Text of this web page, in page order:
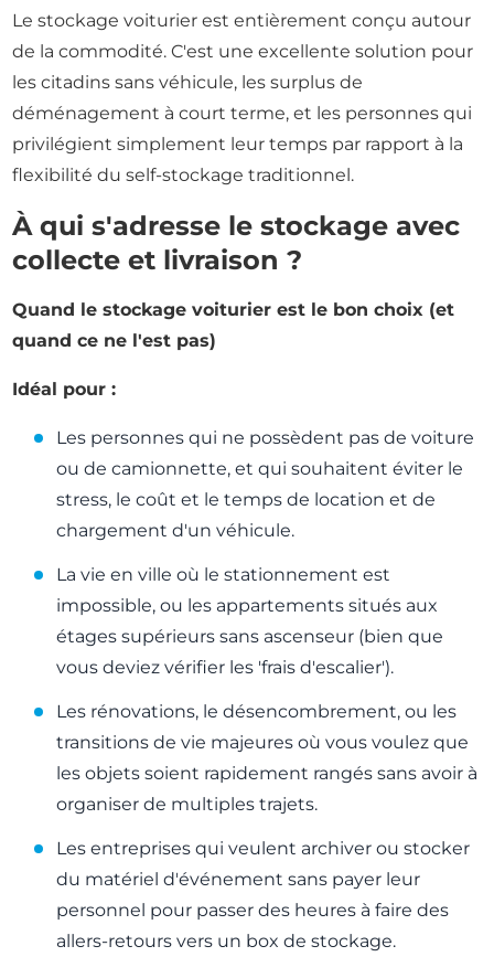
Le stockage voiturier est entièrement conçu autour
de la commodité. C'est une excellente solution pour
les citadins sans véhicule, les surplus de
déménagement à court terme, et les personnes qui
privilégient simplement leur temps par rapport à la
flexibilité du self-stockage traditionnel.
À qui s'adresse le stockage avec
collecte et livraison ?
Quand le stockage voiturier est le bon choix (et
quand ce ne l'est pas)
Idéal pour :
Les personnes qui ne possèdent pas de voiture
ou de camionnette, et qui souhaitent éviter le
stress, le coût et le temps de location et de
chargement d'un véhicule.
La vie en ville où le stationnement est
impossible, ou les appartements situés aux
étages supérieurs sans ascenseur (bien que
vous deviez vérifier les 'frais d'escalier').
Les rénovations, le désencombrement, ou les
transitions de vie majeures où vous voulez que
les objets soient rapidement rangés sans avoir à
organiser de multiples trajets.
Les entreprises qui veulent archiver ou stocker
du matériel d'événement sans payer leur
personnel pour passer des heures à faire des
allers-retours vers un box de stockage.